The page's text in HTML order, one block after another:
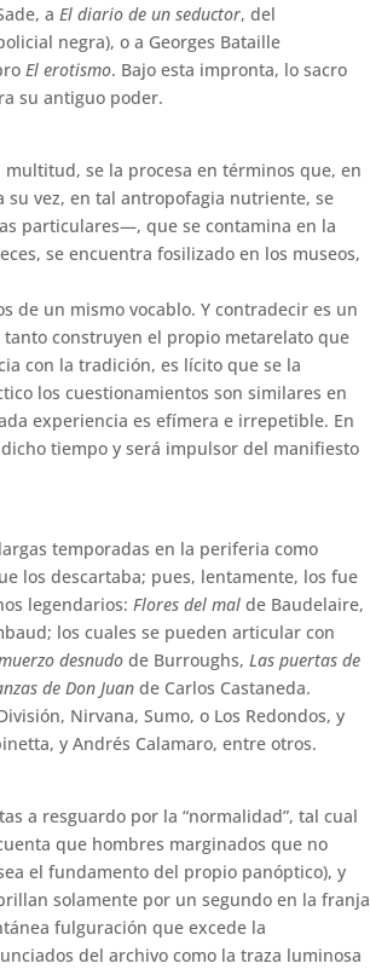
aEl diario de un seductor, del
negra), o a Georges Bataille
El erotismo. Bajo esta impronta, lo sacro
su antiguo poder.
se la procesa en términos que, en
vez, en tal antropofagia nutriente, se
particulares—, que se contamina en la
se encuentra fosilizado en los museos,
de un mismo vocablo. Y contradecir es un
construyen el propio metarelato que
con la tradición, es lícito que se la
los cuestionamientos son similares en
experiencia es efímera e irrepetible. En
tiempo y será impulsor del manifiesto
temporadas en la periferia como
los descartaba; pues, lentamente, los fue
legendarios:Flores del mal de Baudelaire,
los cuales se pueden articular con
desnudo de Burroughs,Las puertas de
de Don Juan de Carlos Castaneda.
Nirvana, Sumo, o Los Redondos, y
y Andrés Calamaro, entre otros.
a resguardo por la “normalidad”, tal cual
que hombres marginados que no
el fundamento del propio panóptico), y
solamente por un segundo en la franja
fulguración que excede la
del archivo como la traza luminosa